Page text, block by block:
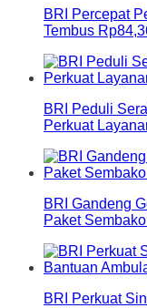
BRI Percepat
Tembus
BRI Peduli
Perkuat
BRI Gandeng
Paket
BRI Perkuat